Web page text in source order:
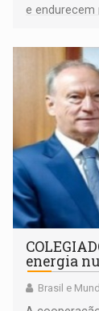
e endurecem
energia
Brasil e